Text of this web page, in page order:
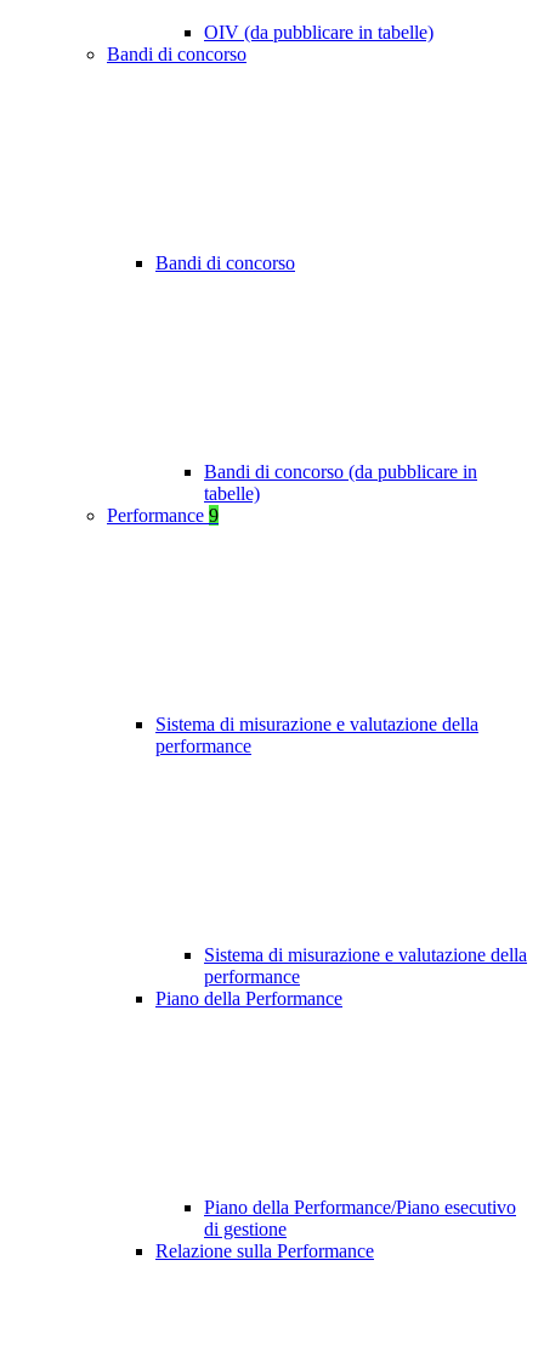
OIV (da pubblicare in tabelle)
Bandi di concorso
Bandi di concorso
Bandi di concorso (da pubblicare in
tabelle)
Performance 9
Sistema di misurazione e valutazione della
performance
Sistema di misurazione e valutazione della
performance
Piano della Performance
Piano della Performance/Piano esecutivo
di gestione
Relazione sulla Performance